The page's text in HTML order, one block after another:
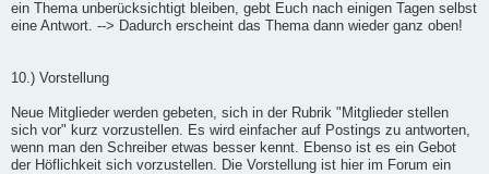
ein Thema unberücksichtigt bleiben, gebt Euch nach einigen Tagen selbst
eine Antwort. --> Dadurch erscheint das Thema dann wieder ganz oben!
10.) Vorstellung
Neue Mitglieder werden gebeten, sich in der Rubrik "Mitglieder stellen
sich vor" kurz vorzustellen. Es wird einfacher auf Postings zu antworten,
wenn man den Schreiber etwas besser kennt. Ebenso ist es ein Gebot
der Höflichkeit sich vorzustellen. Die Vorstellung ist hier im Forum ein